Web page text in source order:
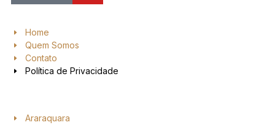
Home
Quem Somos
Contato
Política de Privacidade
Araraquara